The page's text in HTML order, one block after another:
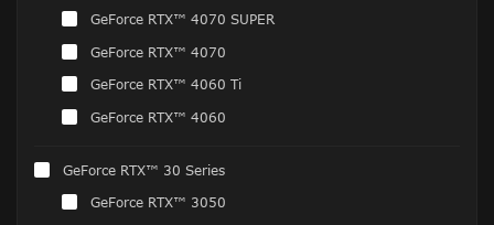
GeForce RTX™ 4070 SUPER
GeForce RTX™ 4070
GeForce RTX™ 4060 Ti
GeForce RTX™ 4060
GeForce RTX™ 30 Series
GeForce RTX™ 3050